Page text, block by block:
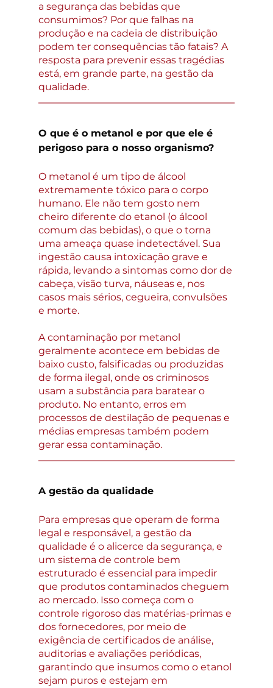
a segurança das bebidas que
consumimos? Por que falhas na
produção e na cadeia de distribuição
podem ter consequências tão fatais? A
resposta para prevenir essas tragédias
está, em grande parte, na gestão da
qualidade.
O que é o metanol e por que ele é
perigoso para o nosso organismo?
O metanol é um tipo de álcool
extremamente tóxico para o corpo
humano. Ele não tem gosto nem
cheiro diferente do etanol (o álcool
comum das bebidas), o que o torna
uma ameaça quase indetectável. Sua
ingestão causa intoxicação grave e
rápida, levando a sintomas como dor de
cabeça, visão turva, náuseas e, nos
casos mais sérios, cegueira, convulsões
e morte.
A contaminação por metanol
geralmente acontece em bebidas de
baixo custo, falsificadas ou produzidas
de forma ilegal, onde os criminosos
usam a substância para baratear o
produto. No entanto, erros em
processos de destilação de pequenas e
médias empresas também podem
gerar essa contaminação.
A gestão da qualidade
Para empresas que operam de forma
legal e responsável, a gestão da
qualidade é o alicerce da segurança, e
um sistema de controle bem
estruturado é essencial para impedir
que produtos contaminados cheguem
ao mercado. Isso começa com o
controle rigoroso das matérias-primas e
dos fornecedores, por meio de
exigência de certificados de análise,
auditorias e avaliações periódicas,
garantindo que insumos como o etanol
sejam puros e estejam em